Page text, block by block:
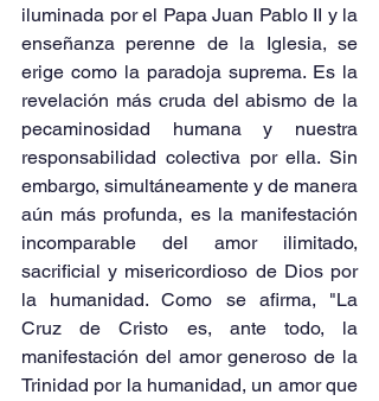
iluminada por el Papa Juan Pablo II y la
enseñanza perenne de la Iglesia, se
erige como la paradoja suprema. Es la
revelación más cruda del abismo de la
pecaminosidad humana y nuestra
responsabilidad colectiva por ella. Sin
embargo, simultáneamente y de manera
aún más profunda, es la manifestación
incomparable del amor ilimitado,
sacrificial y misericordioso de Dios por
la humanidad. Como se afirma, "La
Cruz de Cristo es, ante todo, la
manifestación del amor generoso de la
Trinidad por la humanidad, un amor que